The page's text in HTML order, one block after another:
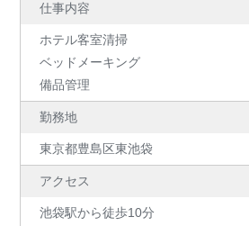
仕事内容
ホテル客室清掃
ベッドメーキング
備品管理
勤務地
東京都豊島区東池袋
アクセス
池袋駅から徒歩10分